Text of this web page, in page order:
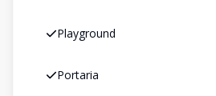
Playground
Portaria